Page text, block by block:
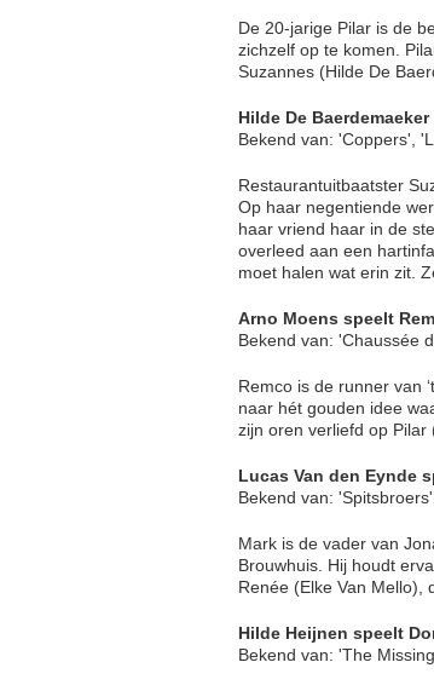
De 20-jarige Pilar is de
zichzelf op te komen.
Suzannes (Hilde De
Hilde De
Bekend van: 'Coppers',
Restaurantuitbaatster
Op haar negentiende
haar vriend haar in de
overleed aan een
moet halen wat erin zit.
Arno Moens speelt
Bekend van: 'Chaussée
Remco is de runner van
naar hét gouden idee
zijn oren verliefd op Pilar
Lucas Van den Eynde
Bekend van:
Mark is de vader van
Brouwhuis. Hij houdt
Renée (Elke Van Mello),
Hilde Heijnen speelt
Bekend van: 'The